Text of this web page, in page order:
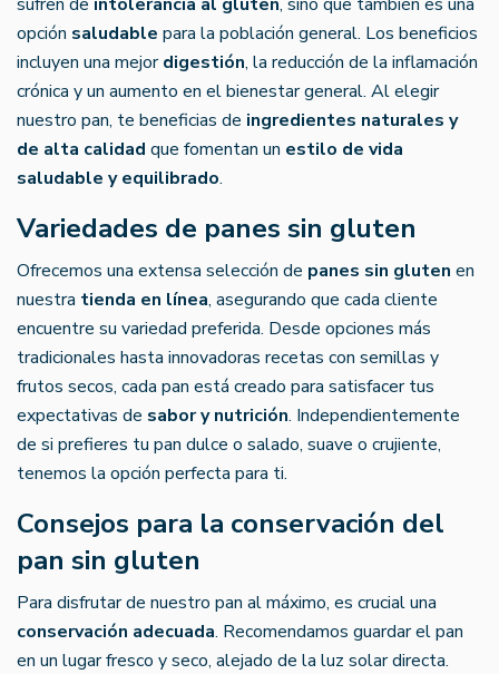
opción saludable para la población general. Los beneficios
incluyen una mejordigestión, la reducción de la inflamación
crónica y un aumento en el bienestar general. Al elegir
nuestro pan, te beneficias de ingredientes naturales y
de alta calidad que fomentan un estilo de vida
saludable y equilibrado.
Variedades de panes sin gluten
Ofrecemos una extensa selección de panes sin gluten en
nuestra tienda en línea, asegurando que cada cliente
encuentre su variedad preferida. Desde opciones más
tradicionales hasta innovadoras recetas con semillas y
frutos secos, cada pan está creado para satisfacer tus
expectativas de sabor y nutrición. Independientemente
de si prefieres tu pan dulce o salado, suave o crujiente,
tenemos la opción perfecta para ti.
Consejos para la conservación del
pan sin gluten
Para disfrutar de nuestro pan al máximo, es crucial una
conservación adecuada. Recomendamos guardar el pan
en un lugar fresco y seco, alejado de la luz solar directa.